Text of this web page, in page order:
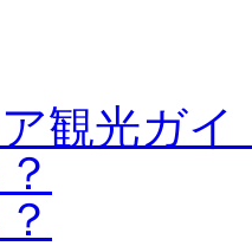
観光ガイ